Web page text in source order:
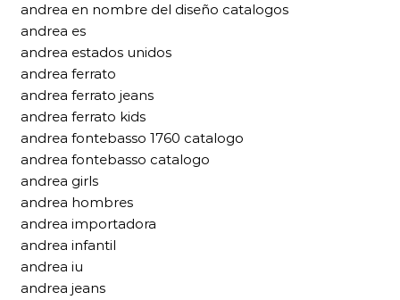
andrea en nombre del diseño catalogos
andrea es
andrea estados unidos
andrea ferrato
andrea ferrato jeans
andrea ferrato kids
andrea fontebasso 1760 catalogo
andrea fontebasso catalogo
andrea girls
andrea hombres
andrea importadora
andrea infantil
andrea iu
andrea jeans